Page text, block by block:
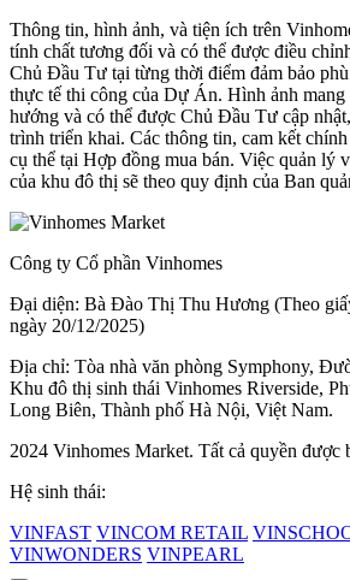
Thông tin, hình ảnh, và tiện ích trên
tính chất tương đối và có thể được điều
Chủ Đầu Tư tại từng thời điểm đảm bảo
thực tế thi công của Dự Án. Hình ảnh
hướng và có thể được Chủ Đầu Tư cập
trình triển khai. Các thông tin, cam kết
cụ thể tại Hợp đồng mua bán. Việc quản lý
của khu đô thị sẽ theo quy định của Ban
Công ty Cổ phần Vinhomes
Đại diện: Bà Đào Thị Thu Hương (Theo
ngày 20/12/2025)
Địa chỉ: Tòa nhà văn phòng Symphony,
Khu đô thị sinh thái Vinhomes Riverside,
Long Biên, Thành phố Hà Nội, Việt Nam.
2024 Vinhomes Market. Tất cả quyền được
Hệ sinh thái:
VINFAST VINCOM RETAIL
VINWONDERS VINPEARL